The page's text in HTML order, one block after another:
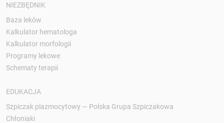
NIEZBĘDNIK
Baza leków
Kalkulator hematologa
Kalkulator morfologii
Programy lekowe
Schematy terapii
EDUKACJA
Szpiczak plazmocytowy — Polska Grupa Szpiczakowa
Chłoniaki